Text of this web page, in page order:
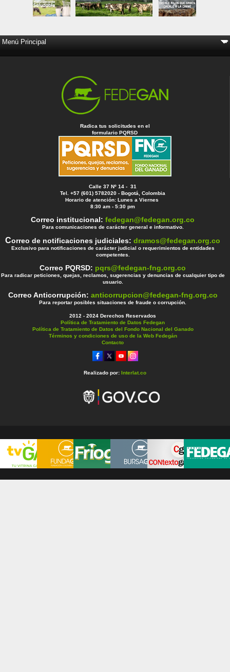
Radica tus solicitudes en el
formulario PQRSD
Calle 37 Nº 14 - 31
Tel. +57 (601) 5782020 - Bogotá, Colombia
Horario de atención: Lunes a Viernes
8:30 am - 5:30 pm
Correo institucional:fedegan@fedegan.org.co
Para comunicaciones de carácter general e informativo.
Correo de notificaciones judiciales:dramos@fedegan.org.co
Exclusivo para notificaciones de carácter judicial o requerimientos de entidades
competentes.
Correo PQRSD: pqrs@fedegan-fng.org.co
Para radicar peticiones, quejas, reclamos, sugerencias y denuncias de cualquier tipo de
usuario.
Correo Anticorrupción: anticorrupcion@fedegan-fng.org.co
Para reportar posibles situaciones de fraude o corrupción.
2012 - 2024 Derechos Reservados
Política de Tratamiento de Datos Fedegan
Política de Tratamiento de Datos del Fondo Nacional del Ganado
Términos y condiciones de uso de la Web Fedegán
Contacto
Realizado por: Interlat.co